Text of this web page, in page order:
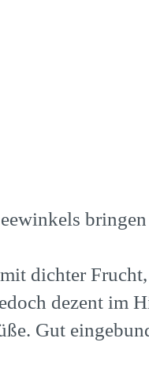
dichter
dezent im
Gut